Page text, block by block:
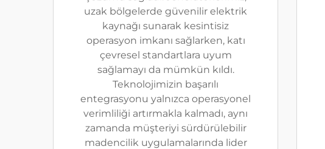
uzak bölgelerde güvenilir elektrik
kaynağı sunarak kesintisiz
operasyon imkanı sağlarken, katı
çevresel standartlara uyum
sağlamayı da mümkün kıldı.
Teknolojimizin başarılı
entegrasyonu yalnızca operasyonel
verimliliği artırmakla kalmadı, aynı
zamanda müşteriyi sürdürülebilir
madencilik uygulamalarında lider